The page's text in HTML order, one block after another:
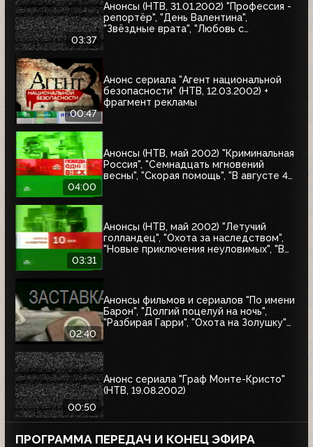
03:37
Анонсы (НТВ, 31.01.2002) "Профессия -
репортёр", "День Валентина",
"Звёздные врата", "Любовь с
00:47
Анонс сериала "Агент национальной
безопасности" (НТВ, 12.03.2002) +
фрагмент рекламы
04:00
Анонсы (НТВ, май 2002) "Криминальная
Россия", "Семнадцать мгновений
весны", "Скорая помощь", "В августе 44-
03:31
Анонсы (НТВ, май 2002) "Летучий
голландец", "Охота за наследством",
"Новые приключения неуловимых", "В
02:40
Анонсы фильмов и сериалов "По имени
Барон", "Долгий поцелуй на ночь",
"Разбирая Гарри", "Охота на Золушку"
00:50
Анонс сериала "Граф Монте-Кристо"
(НТВ, 19.08.2002)
ПРОГРАММА ПЕРЕДАЧ И КОНЕЦ ЭФИРА